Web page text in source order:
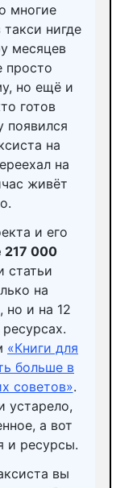
многие
нигде
месяцев
просто
но ещё и
готов
появился
на
на
живёт
и его
217 000
статьи
на
но и на 12
«Книги для
больше в
советов».
устарело,
а вот
и ресурсы.
вы